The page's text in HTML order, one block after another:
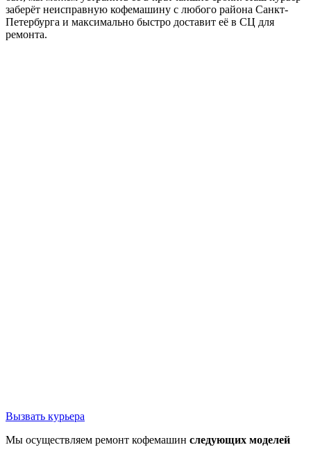
заберёт неисправную кофемашину с любого района Санкт-
Петербурга и максимально быстро доставит её в СЦ для
ремонта.
Вызвать курьера
Мы осуществляем ремонт кофемашин следующих моделей